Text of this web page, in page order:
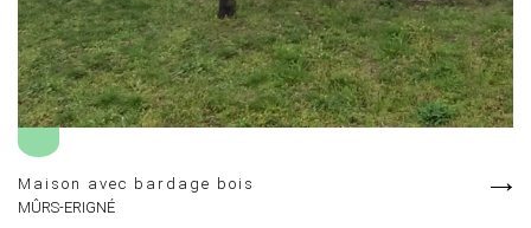
Maison avec bardage bois
MÛRS-ERIGNÉ